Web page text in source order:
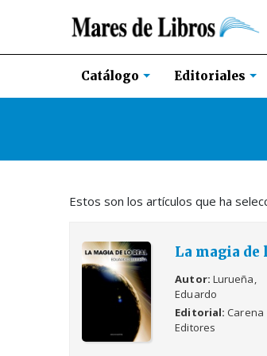
Catálogo Editoriales
Estos son los artículos que ha
La magia de
Autor Lurueña,
Eduardo
Editorial Carena
Editores